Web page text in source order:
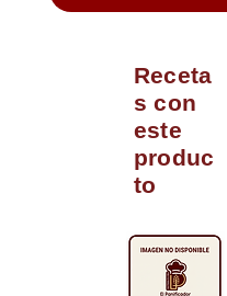
Receta
s con
este
produc
to